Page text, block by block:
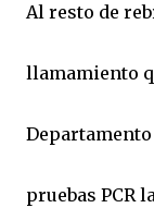
Al resto de
llamamiento
Departamento
pruebas PCR